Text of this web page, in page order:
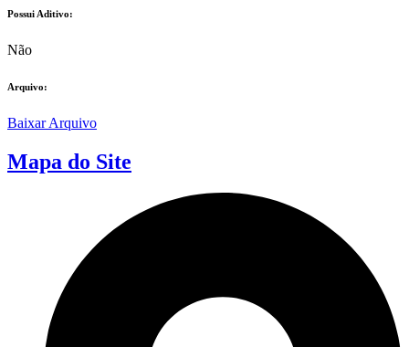
Possui Aditivo:​
Não
Arquivo:
Baixar Arquivo
Mapa do Site